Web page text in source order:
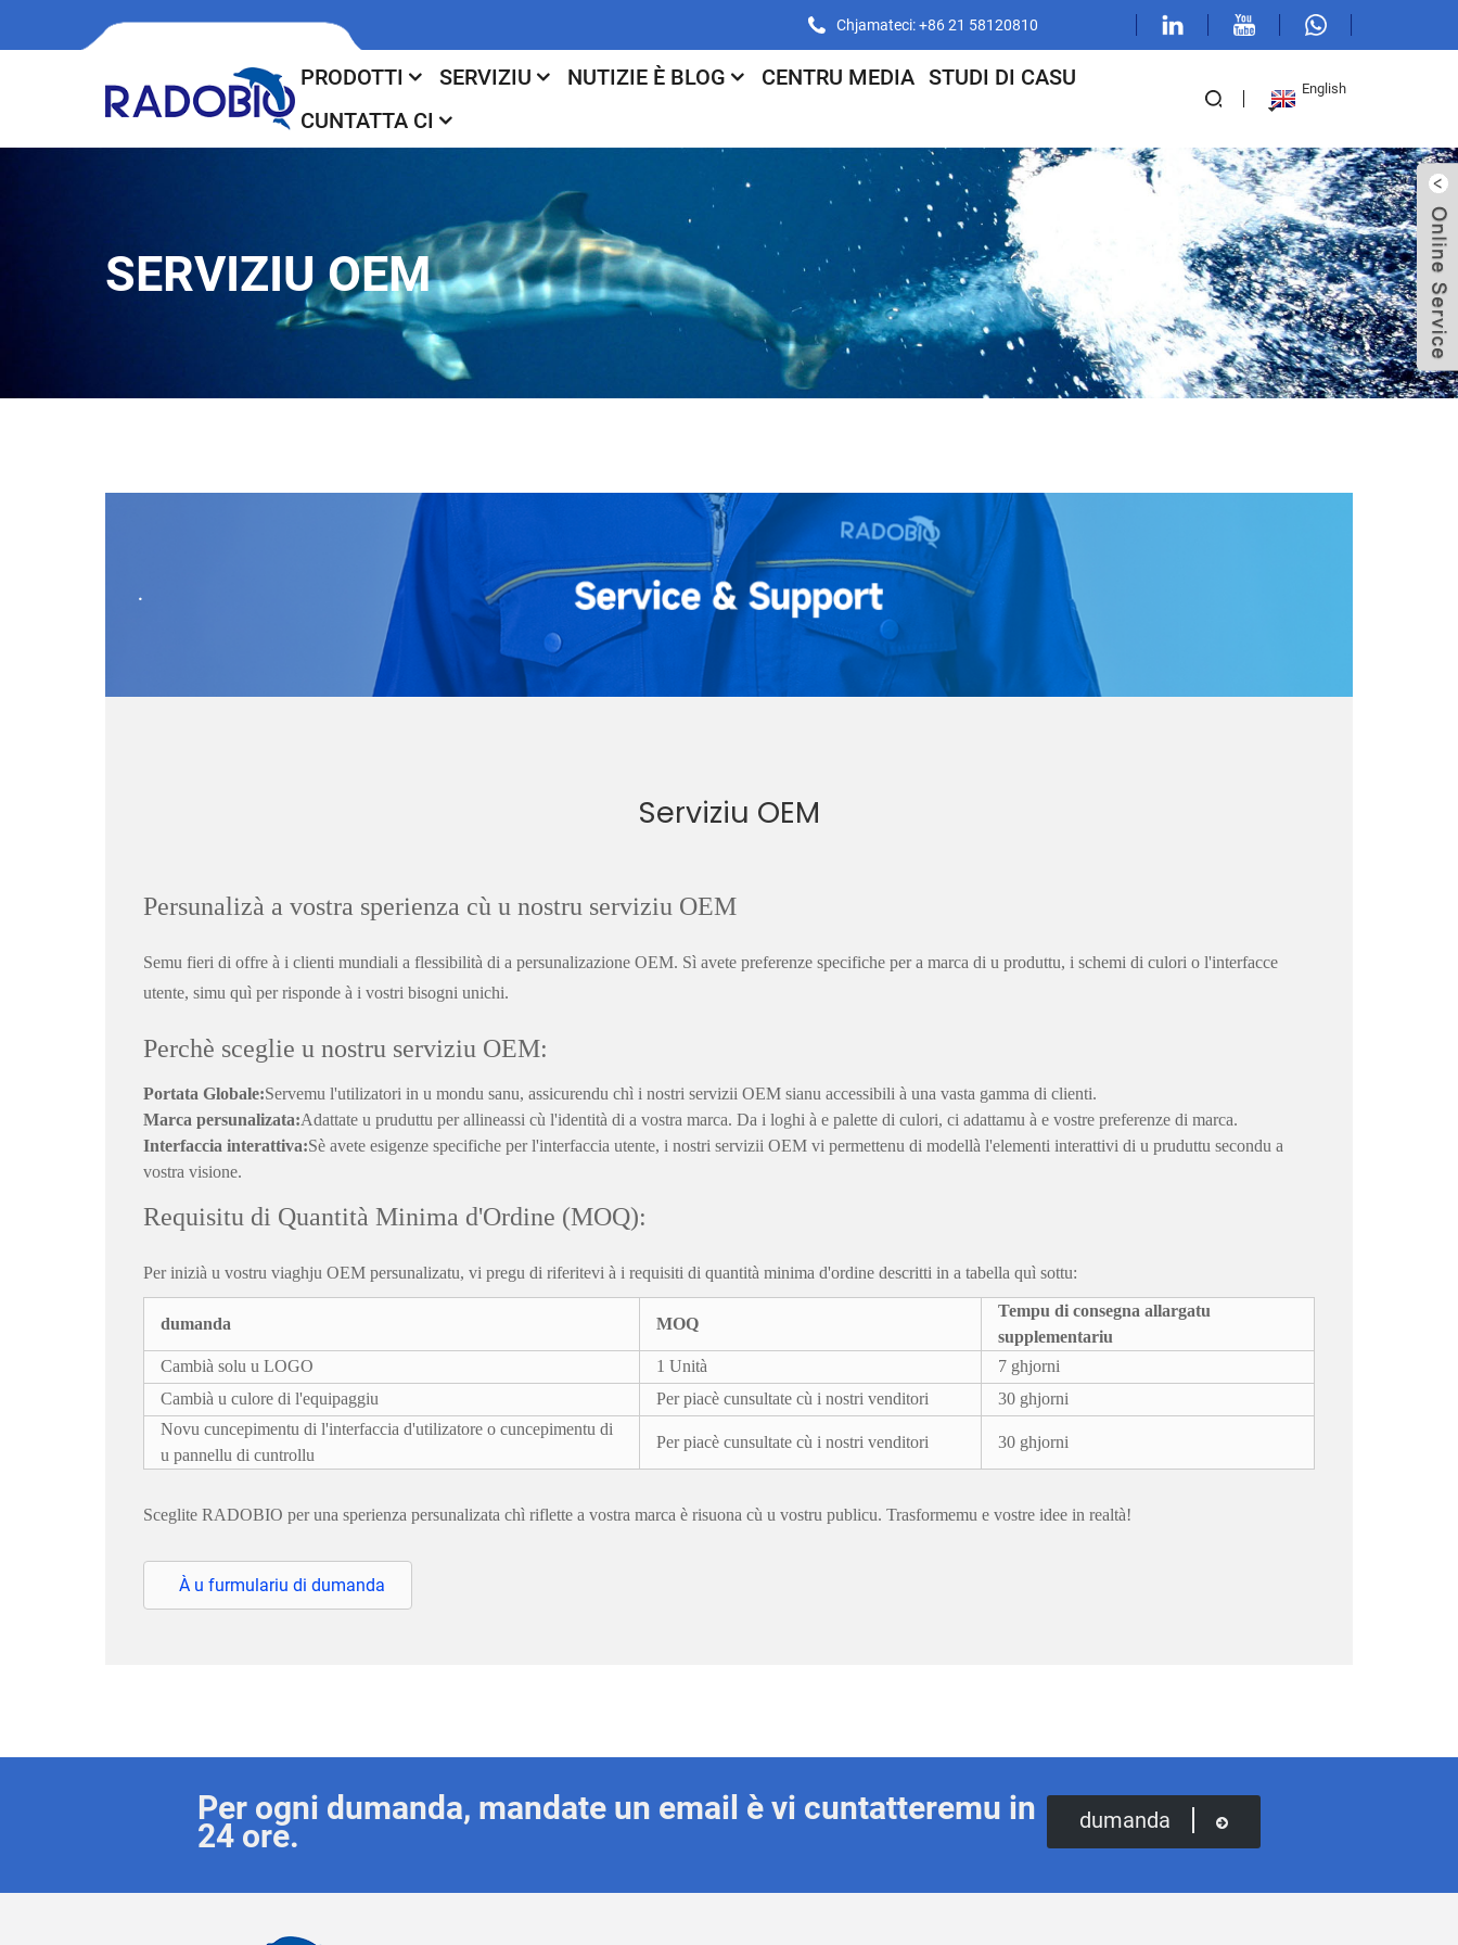
Chjamateci: +86 21 58120810
PRODOTTI SERVIZIU NUTIZIE È BLOG CENTRU MEDIA STUDI DI CASU
CUNTATTA CI
English
SERVIZIU OEM
.
Serviziu OEM
Persunalizà a vostra sperienza cù u nostru serviziu OEM
Semu fieri di offre à i clienti mundiali a flessibilità di a persunalizazione OEM. Sì avete preferenze specifiche per a marca di u produttu, i schemi di culori o l'interfacce
utente, simu quì per risponde à i vostri bisogni unichi.
Perchè sceglie u nostru serviziu OEM:
Portata Globale:Servemu l'utilizatori in u mondu sanu, assicurendu chì i nostri servizii OEM sianu accessibili à una vasta gamma di clienti.
Marca persunalizata:Adattate u pruduttu per allineassi cù l'identità di a vostra marca. Da i loghi à e palette di culori, ci adattamu à e vostre preferenze di marca.
Interfaccia interattiva:Sè avete esigenze specifiche per l'interfaccia utente, i nostri servizii OEM vi permettenu di modellà l'elementi interattivi di u pruduttu secondu a
vostra visione.
Requisitu di Quantità Minima d'Ordine (MOQ):
Per inizià u vostru viaghju OEM persunalizatu, vi pregu di riferitevi à i requisiti di quantità minima d'ordine descritti in a tabella quì sottu:
dumanda MOQ
Tempu di consegna allargatu
supplementariu
Cambià solu u LOGO
1 Unità
7 ghjorni
Cambià u culore di l'equipaggiu
Per piacè cunsultate cù i nostri venditori
30 ghjorni
Novu cuncepimentu di l'interfaccia d'utilizatore o cuncepimentu di
u pannellu di cuntrollu
Per piacè cunsultate cù i nostri venditori 30 ghjorni
Sceglite RADOBIO per una sperienza persunalizata chì riflette a vostra marca è risuona cù u vostru publicu. Trasformemu e vostre idee in realtà!
À u furmulariu di dumanda
Per ogni dumanda, mandate un email è vi cuntatteremu in
24 ore. dumanda